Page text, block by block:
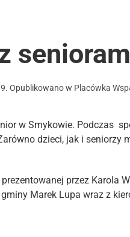
. Opublikowano w Placówka
w Smykowie. Podczas
dzieci, jak i seniorzy
przez Karola
Marek Lupa wraz z